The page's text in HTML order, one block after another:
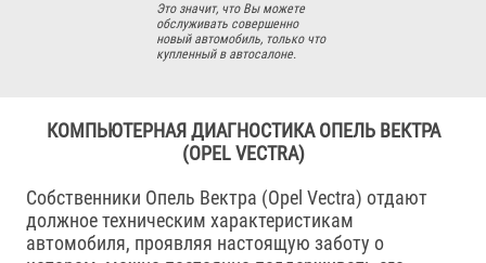
Это значит, что Вы можете
обслуживать совершенно
новый автомобиль, только что
купленный в автосалоне.
КОМПЬЮТЕРНАЯ ДИАГНОСТИКА ОПЕЛЬ ВЕКТРА
(OPEL VECTRA)
Собственники Опель Вектра (Opel Vectra) отдают
должное техническим характеристикам
автомобиля, проявляя настоящую заботу о